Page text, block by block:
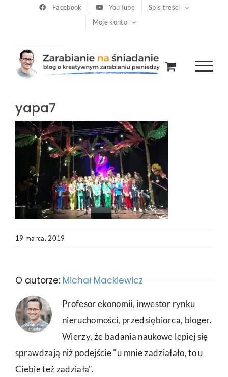
Facebook YouTube
Spis treści
Moje konto
yapa7
19 marca, 2019
O autorze: Michał Mackiewicz
Profesor ekonomii, inwestor rynku
nieruchomości, przedsiębiorca, bloger.
Wierzy, że badania naukowe lepiej się
sprawdzają niż podejście "u mnie zadziałało, to u
Ciebie też zadziała".